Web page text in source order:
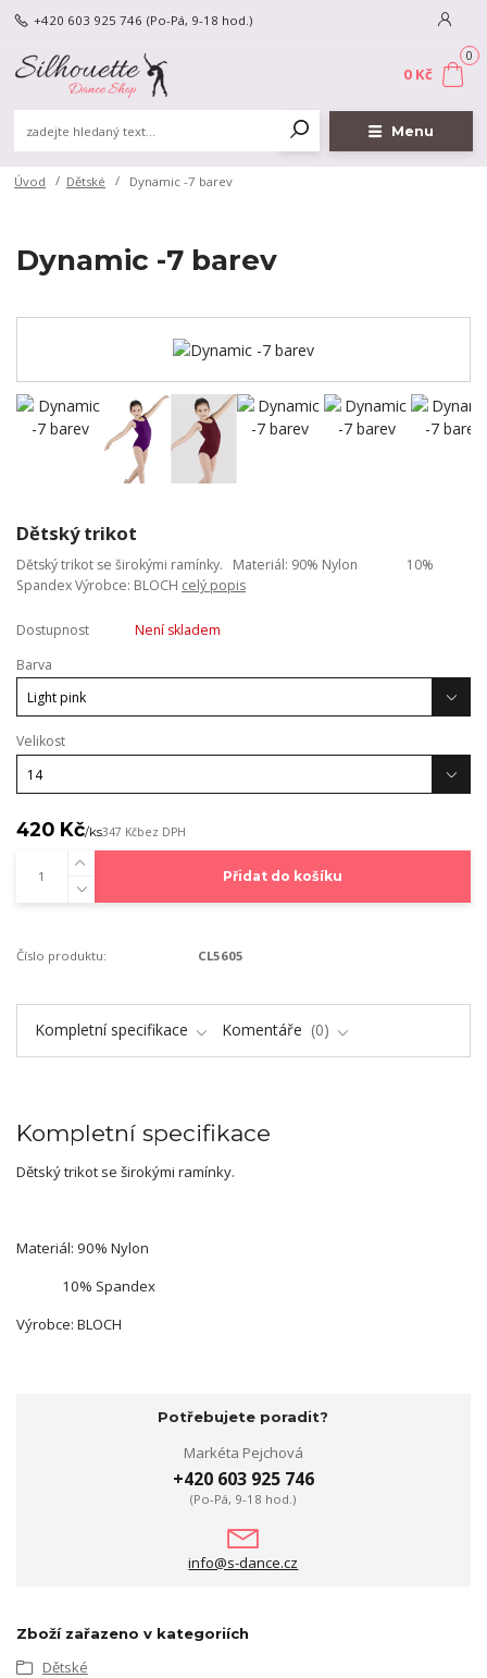
Menu
+420 603 925 746 (Po-Pá, 9-18 hod.)
0
0 Kč
Úvod Dětské Dynamic -7 barev
Dynamic -7 barev
Dětský trikot
Dětský trikot se širokými ramínky. Materiál: 90% Nylon 10%
Spandex Výrobce: BLOCH celý popis
Dostupnost
Není skladem
Barva
Velikost
420 Kč/ks347 Kčbez DPH
Přidat do košíku
Číslo produktu: CL5605
Kompletní specifikace Komentáře 0
Kompletní specifikace
Dětský trikot se širokými ramínky.
Materiál: 90% Nylon
10% Spandex
Výrobce: BLOCH
Potřebujete poradit?
Markéta Pejchová
+420 603 925 746
(Po-Pá, 9-18 hod.)
info@s-dance.cz
Zboží zařazeno v kategoriích
Dětské